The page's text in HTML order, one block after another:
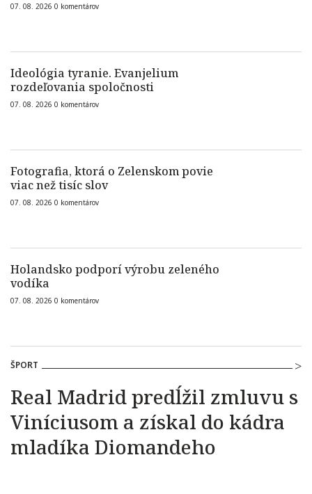
07. 08. 2026 0 komentárov
Ideológia tyranie. Evanjelium
rozdeľovania spoločnosti
07. 08. 2026 0 komentárov
Fotografia, ktorá o Zelenskom povie
viac než tisíc slov
07. 08. 2026 0 komentárov
Holandsko podporí výrobu zeleného
vodíka
07. 08. 2026 0 komentárov
ŠPORT